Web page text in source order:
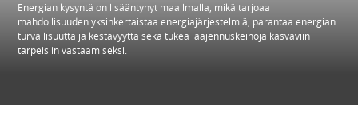
Energian kysyntä on lisääntynyt maailmalla, mikä tarjoaa
mahdollisuuden yksinkertaistaa energiajärjestelmiä, parantaa energian
turvallisuutta ja kestävyyttä sekä tukea laajennuskeinoja kasvaviin
tarpeisiin vastaamiseksi.